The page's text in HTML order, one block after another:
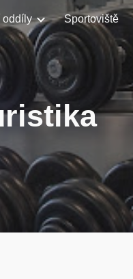
Skip to
oddíly Sportoviště